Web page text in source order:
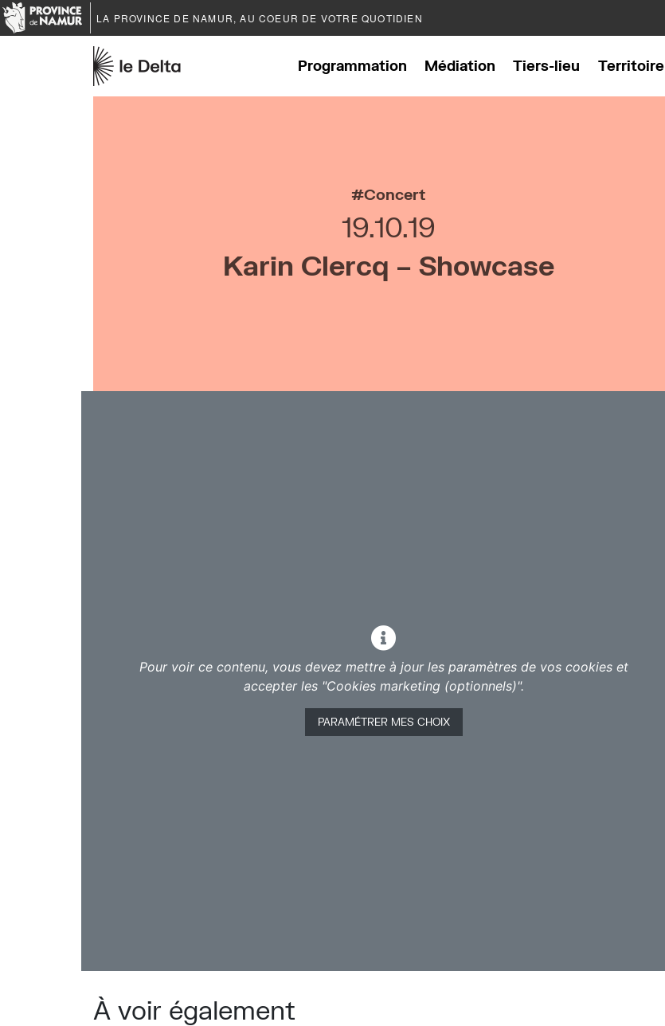
LA PROVINCE DE NAMUR, AU COEUR DE VOTRE QUOTIDIEN
Programmation Médiation Tiers-lieu Territoire
Concert
19.10.19
Karin Clercq – Showcase
Karin Clercq. Celle qui chante avec force la liberté et le désir féminin depuis le début
des années 2000 revient avec « La boite de Pandore », déjà son quatrième album.
Musicalement ambitieux avec des nuances qui montrent l’étendue du registre où elle
aime nous promener, Karin Cl ercq apporte un sens de la mélodie dans un album qui
De nouvelles chansons comme « Presque une Femme », inspirée du journal intime
d’une jeune fille de la fin du 19ème siècle ou encore « Partie » et « Antigone »,
Pour voir ce contenu, vous devez mettre à jour les paramètres de vos cookies et
accepter les "Cookies marketing (optionnels)".
PARAMÉTRER MES CHOIX
À voir également